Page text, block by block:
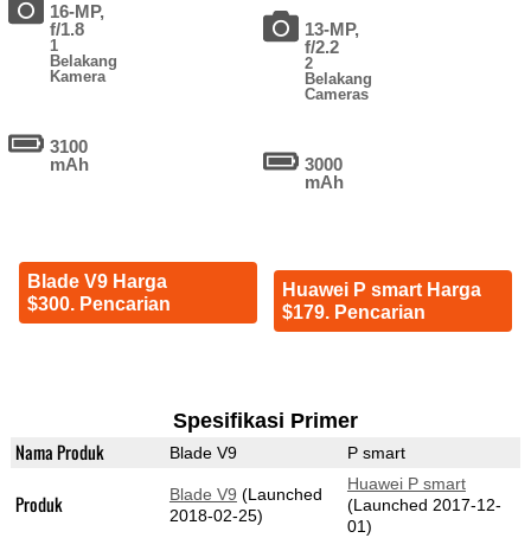
16-MP,
f/1.8
1
Belakang
Kamera
3100
mAh
Blade V9 Harga
$300. Pencarian
13-MP,
f/2.2
2
Belakang
Cameras
3000
mAh
Huawei P smart Harga
$179. Pencarian
Spesifikasi Primer
Nama Produk Blade V9 P smart
Produk Blade V9 (Launched
2018-02-25)
Huawei P smart
(Launched 2017-12-
01)